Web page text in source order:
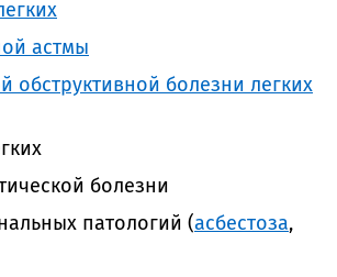
астмы
обструктивной болезни легких
болезни
патологий (асбестоза,